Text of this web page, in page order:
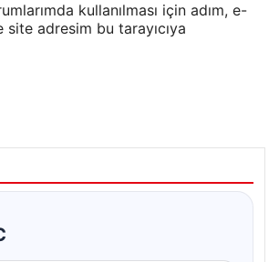
kullanılması için adım, e-
adresim bu tarayıcıya